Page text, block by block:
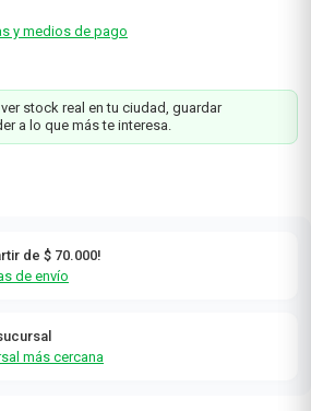
y medios de pago
stock real en tu ciudad, guardar
a lo que más te interesa.
de $ 70.000!
de envío
más cercana